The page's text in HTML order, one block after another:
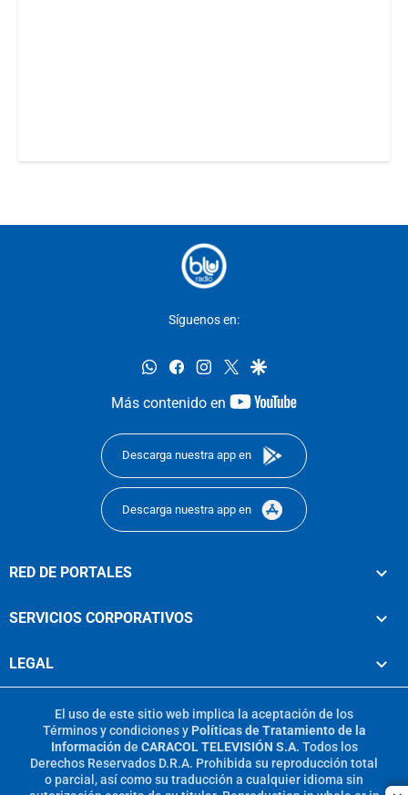
Síguenos en:
whatsappfacebookinstagram
twittergoogle
Más contenido en
youtube-
Descarga nuestra app en
Descarga nuestra app en
RED DE PORTALES
SERVICIOS CORPORATIVOS
LEGAL
El uso de este sitio web implica la aceptación de los
Términos y condicionesy Políticas de Tratamiento de la
Información de CARACOL TELEVISIÓN S.A. Todos los
Derechos Reservados D.R.A. Prohibida su reproducción total
o parcial, así como su traducción a cualquier idioma sin